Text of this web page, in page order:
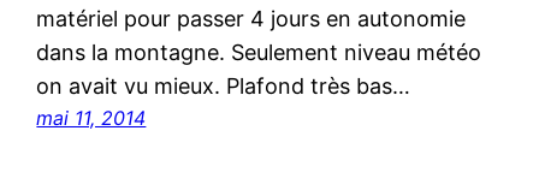
matériel pour passer 4 jours en autonomie
dans la montagne. Seulement niveau météo
on avait vu mieux. Plafond très bas…
mai 11, 2014